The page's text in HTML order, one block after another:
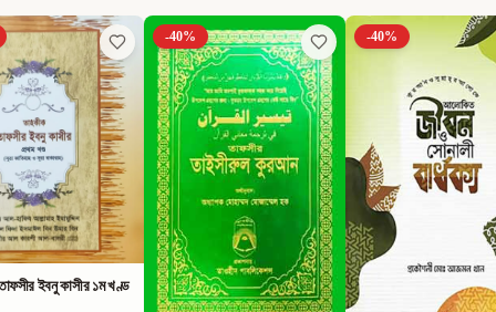
ইবনু কাসীর ১ম খণ্ড
-40% -40%